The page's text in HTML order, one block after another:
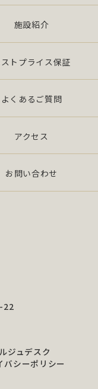
施設紹介
トプライス保証
よくあるご質問
アクセス
お問い合わせ
ジュデスク
バシーポリシー
22